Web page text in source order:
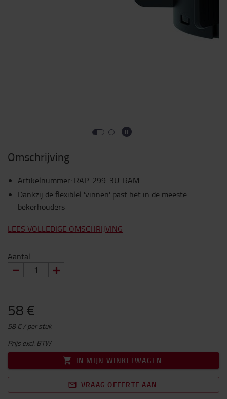
Omschrijving
Artikelnummer: RAP-299-3U-RAM
Dankzij de flexiblel 'vinnen' past het in de meeste
bekerhouders
LEES VOLLEDIGE OMSCHRIJVING
Aantal
58 €
58 € / per stuk
Prijs excl. BTW
IN MIJN WINKELWAGEN
VRAAG OFFERTE AAN